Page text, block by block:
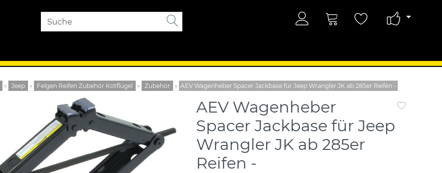
» Jeep » Felgen Reifen Zubehör Kotflügel » Zubehör » AEV Wagenheber Spacer Jackbase für Jeep Wrangler JK ab 285er Reifen -
AEV Wagenheber
Spacer Jackbase für Jeep
Wrangler JK ab 285er
Reifen -